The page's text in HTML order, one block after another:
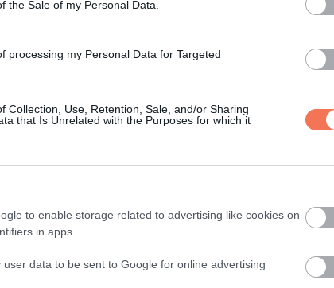
the Sale of my Personal Data.
processing my Personal Data for Targeted
Collection, Use, Retention, Sale, and/or Sharing
that Is Unrelated with the Purposes for which it
to enable storage related to advertising like cookies on
in apps.
user data to be sent to Google for online advertising
KÖVETKEZŐ POSZT
Nyilas, Oroszlán, Ikrek, Kos,Skorpió, Bak
figyelem! Itt a holnapi horoszkóp
a mai nap: Az Égiek ma nagy ajándékkal